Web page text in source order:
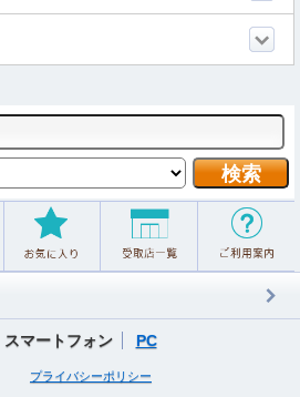
スマートフォン PC
プライバシーポリシー